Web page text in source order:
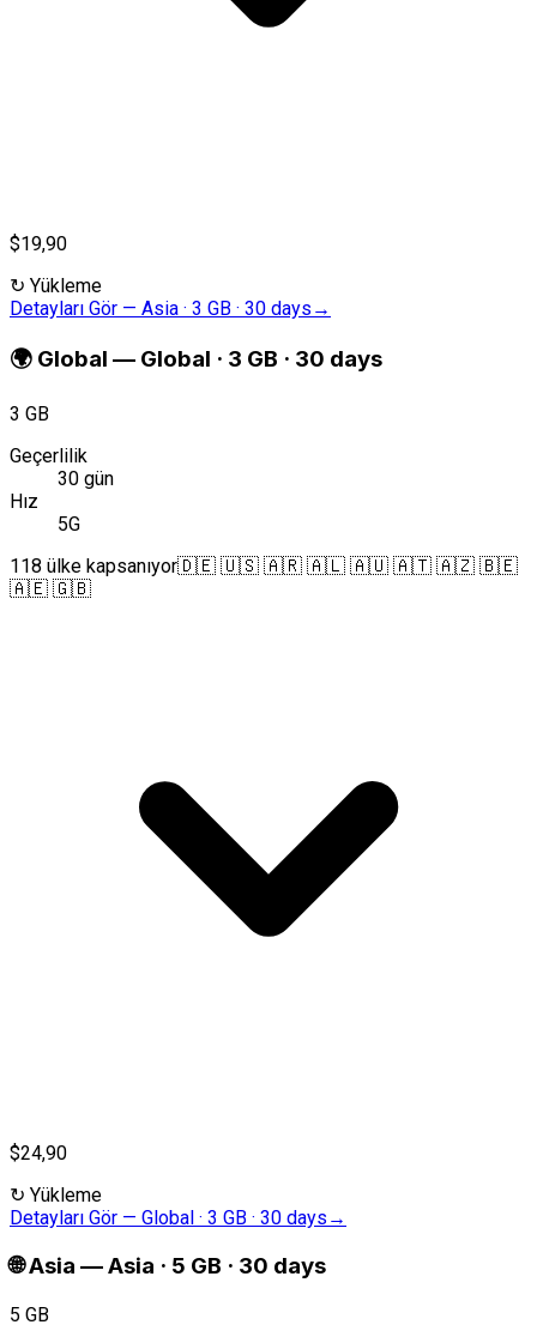
$19,90
↻ Yükleme
Detayları Gör — Asia · 3 GB · 30 days →
🌍 Global — Global · 3 GB · 30 days
3 GB
Geçerlilik
30 gün
Hız
5G
118 ülke kapsanıyor🇩🇪 🇺🇸 🇦🇷 🇦🇱 🇦🇺 🇦🇹 🇦🇿 🇧🇪
🇦🇪 🇬🇧
$24,90
↻ Yükleme
Detayları Gör — Global · 3 GB · 30 days →
🌐Asia —Asia · 5 GB · 30 days
5 GB